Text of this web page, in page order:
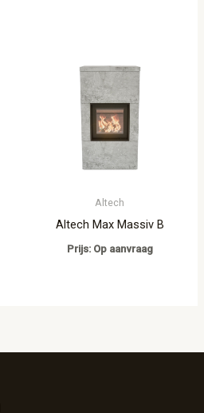
Altech
Altech Max Massiv B
Prijs: Op aanvraag